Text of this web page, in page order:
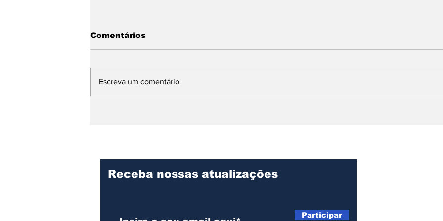
local
Comentários
Escreva um comentário
Receba nossas atualizações
Participar